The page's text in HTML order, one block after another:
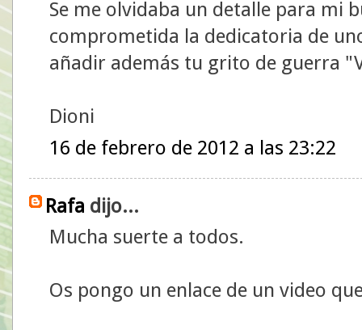
Se me olvidaba un detalle para mi
comprometida la dedicatoria de
añadir además tu grito de guerra
Dioni
16 de febrero de 2012 a las 23:22
Rafa dijo...
Mucha suerte a todos.
Os pongo un enlace de un video